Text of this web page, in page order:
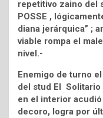
repetitivo zaino del
POSSE ,
diana jerárquica” ;
viable rompa el
nivel.-
Enemigo de turno
del stud El
en el interior
decoro, logra por